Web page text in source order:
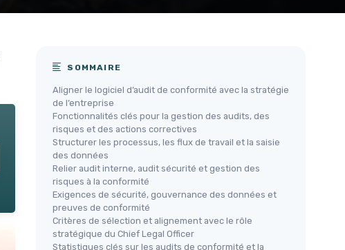
SOMMAIRE
Aligner le logiciel d’audit de conformité avec la stratégie
de l’entreprise
Fonctionnalités clés pour la gestion des audits, des
risques et des actions correctives
Structurer les processus, les flux de travail et la saisie
des données
Relier audit interne, audit sécurité et gestion des
risques à la conformité
Exigences de sécurité, gouvernance des données et
preuves de conformité
Critères de sélection et alignement avec le rôle
stratégique du Chief Legal Officer
Statistiques clés sur les audits de conformité et la